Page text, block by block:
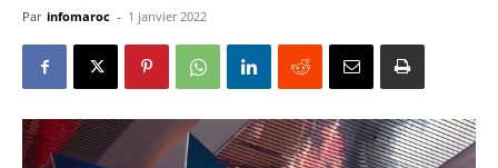
Par infomaroc - 1 janvier 2022